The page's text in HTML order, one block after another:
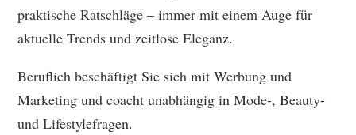
praktische Ratschläge – immer mit einem Auge für
aktuelle Trends und zeitlose Eleganz.
Beruflich beschäftigt Sie sich mit Werbung und
Marketing und coacht unabhängig in Mode-, Beauty-
und Lifestylefragen.